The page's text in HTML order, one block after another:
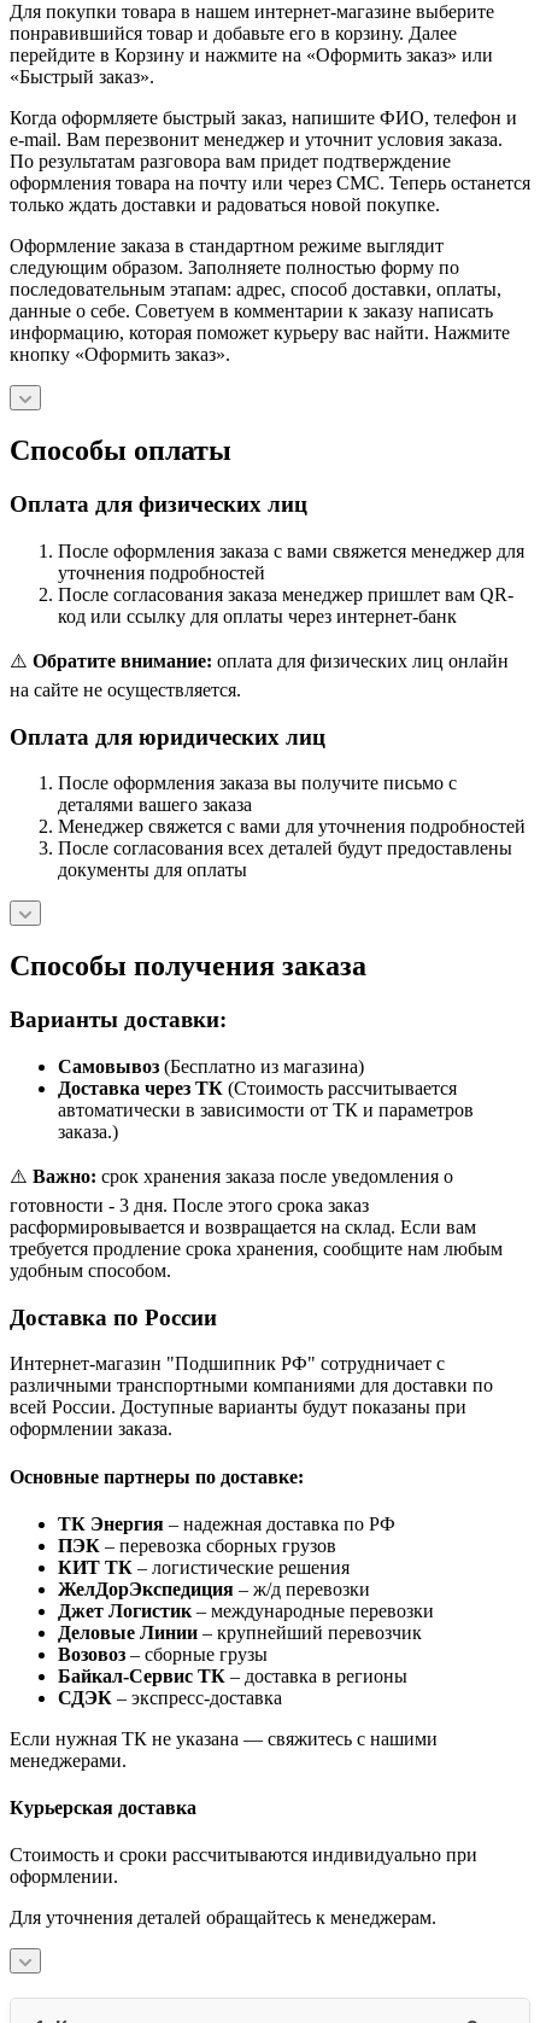
Для покупки товара в нашем интернет-магазине выберите
понравившийся товар и добавьте его в корзину. Далее
перейдите в Корзину и нажмите на «Оформить заказ» или
«Быстрый заказ».
Когда оформляете быстрый заказ, напишите ФИО, телефон и
e-mail. Вам перезвонит менеджер и уточнит условия заказа.
По результатам разговора вам придет подтверждение
оформления товара на почту или через СМС. Теперь останется
только ждать доставки и радоваться новой покупке.
Оформление заказа в стандартном режиме выглядит
следующим образом. Заполняете полностью форму по
последовательным этапам: адрес, способ доставки, оплаты,
данные о себе. Советуем в комментарии к заказу написать
информацию, которая поможет курьеру вас найти. Нажмите
кнопку «Оформить заказ».
Способы оплаты
Оплата для физических лиц
После оформления заказа с вами свяжется менеджер для
уточнения подробностей
После согласования заказа менеджер пришлет вам QR-
код или ссылку для оплаты через интернет-банк
⚠️ Обратите внимание: оплата для физических лиц онлайн
на сайте не осуществляется.
Оплата для юридических лиц
После оформления заказа вы получите письмо с
деталями вашего заказа
Менеджер свяжется с вами для уточнения подробностей
После согласования всех деталей будут предоставлены
документы для оплаты
Способы получения заказа
Варианты доставки:
Самовывоз (Бесплатно из магазина)
Доставка через ТК (Стоимость рассчитывается
автоматически в зависимости от ТК и параметров
заказа.)
⚠️ Важно: срок хранения заказа после уведомления о
готовности - 3 дня. После этого срока заказ
расформировывается и возвращается на склад. Если вам
требуется продление срока хранения, сообщите нам любым
удобным способом.
Доставка по России
Интернет-магазин "Подшипник РФ" сотрудничает с
различными транспортными компаниями для доставки по
всей России. Доступные варианты будут показаны при
оформлении заказа.
Основные партнеры по доставке:
ТК Энергия – надежная доставка по РФ
ПЭК – перевозка сборных грузов
КИТ ТК – логистические решения
ЖелДорЭкспедиция – ж/д перевозки
Джет Логистик – международные перевозки
Деловые Линии – крупнейший перевозчик
Возовоз – сборные грузы
Байкал-Сервис ТК – доставка в регионы
СДЭК – экспресс-доставка
Если нужная ТК не указана — свяжитесь с нашими
менеджерами.
Курьерская доставка
Стоимость и сроки рассчитываются индивидуально при
оформлении.
Для уточнения деталей обращайтесь к менеджерам.